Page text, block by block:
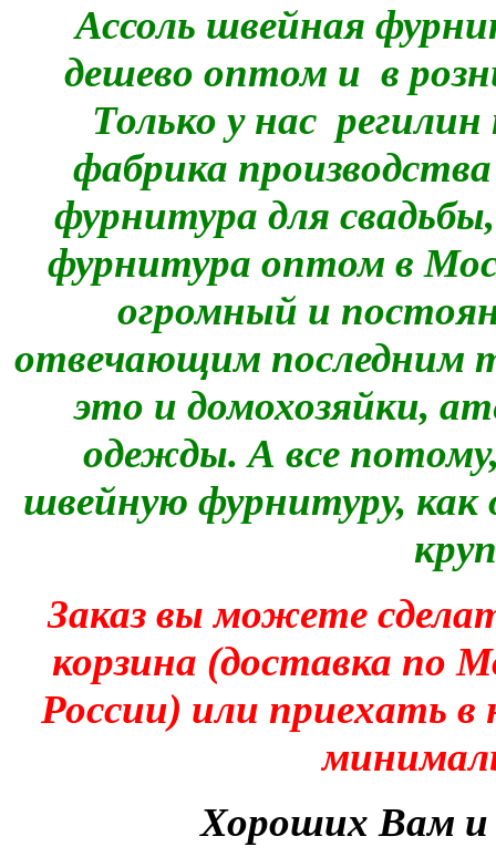
Ассоль швейная
дешево оптом и в
Только у нас
фабрика
фурнитура для
фурнитура оптом в
огромный и
отвечающим последним
это и домохозяйки,
одежды. А все
швейную фурнитуру,
Заказ вы можете
корзина (доставка по
России) или приехать
Хороших Вам и